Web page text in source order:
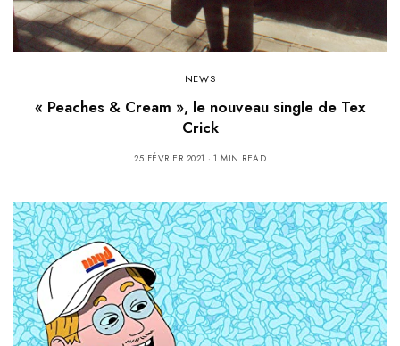
NEWS
« Peaches & Cream », le nouveau single de Tex
Crick
25 FÉVRIER 2021 1 MIN READ